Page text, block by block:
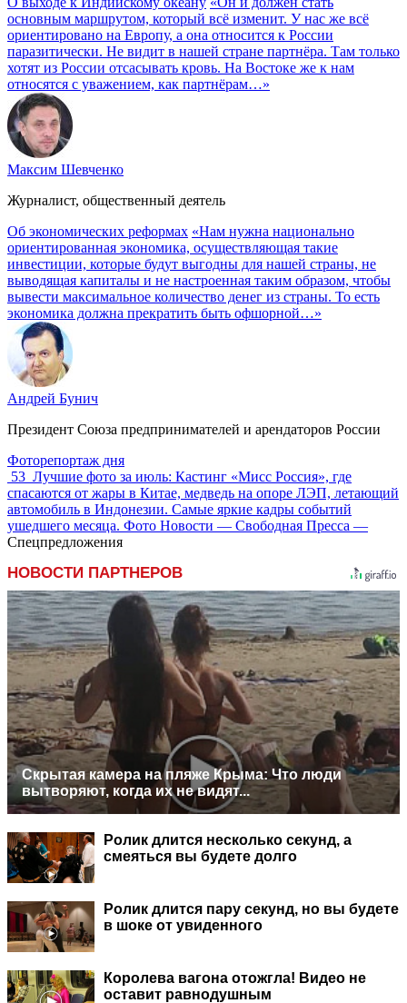
основным маршрутом, который всё изменит. У нас же всё
ориентировано на Европу, а она относится к России
паразитически. Не видит в нашей стране партнёра. Там только
хотят из России отсасывать кровь. На Востоке же к нам
относятся с уважением, как партнёрам…»
Максим Шевченко
Журналист, общественный деятель
Об экономических реформах «Нам нужна национально
ориентированная экономика, осуществляющая такие
инвестиции, которые будут выгодны для нашей страны, не
выводящая капиталы и не настроенная таким образом, чтобы
вывести максимальное количество денег из страны. То есть
экономика должна прекратить быть офшорной…»
Андрей Бунич
Президент Союза предпринимателей и арендаторов России
Фоторепортаж дня
53 Лучшие фото за июль: Кастинг «Мисс Россия», где
спасаются от жары в Китае, медведь на опоре ЛЭП, летающий
автомобиль в Индонезии. Самые яркие кадры событий
ушедшего месяца. Фото Новости — Свободная Пресса —
Спецпредложения
НОВОСТИ ПАРТНЕРОВ
Скрытая камера на пляже Крыма: Что люди
вытворяют, когда их не видят...
Ролик длится несколько секунд, а
смеяться вы будете долго
Ролик длится пару секунд, но вы будете
в шоке от увиденного
Королева вагона отожгла! Видео не
оставит равнодушным